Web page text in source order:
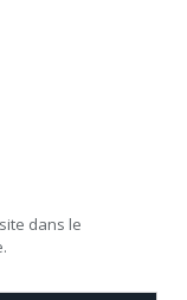
dans le